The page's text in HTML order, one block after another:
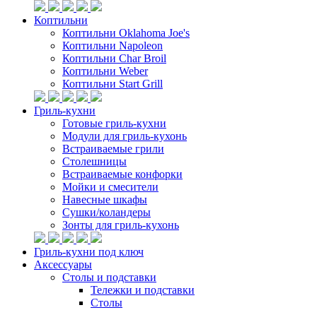
Коптильни
Коптильни Oklahoma Joe's
Коптильни Napoleon
Коптильни Char Broil
Коптильни Weber
Коптильни Start Grill
Гриль-кухни
Готовые гриль-кухни
Модули для гриль-кухонь
Встраиваемые грили
Столешницы
Встраиваемые конфорки
Мойки и смесители
Навесные шкафы
Сушки/коландеры
Зонты для гриль-кухонь
Гриль-кухни под ключ
Аксессуары
Столы и подставки
Тележки и подставки
Столы